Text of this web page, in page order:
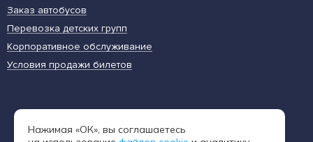
Заказ автобусов
Перевозка детских групп
Корпоративное обслуживание
Условия продажи билетов
Нажимая «ОК», вы соглашаетесь